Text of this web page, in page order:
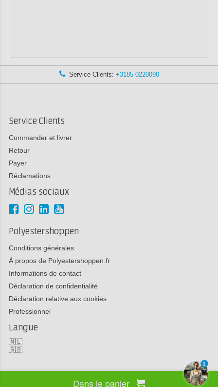
Dans le panier
Service Clients: +3185 0220090
Service Clients
Commander et livrer
Retour
Payer
Réclamations
Médias sociaux
Polyestershoppen
Conditions générales
À propos de Polyestershoppen.fr
Informations de contact
Déclaration de confidentialité
Déclaration relative aux cookies
Professionnel
Langue
🇳🇱
🇬🇧
Copyright 2026 Polyestershoppen bv
1